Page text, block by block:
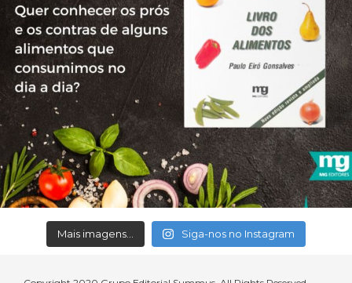
Mais imagens... Siga-nos no Instagram